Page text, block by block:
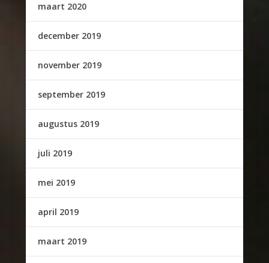
maart 2020
december 2019
november 2019
september 2019
augustus 2019
juli 2019
mei 2019
april 2019
maart 2019